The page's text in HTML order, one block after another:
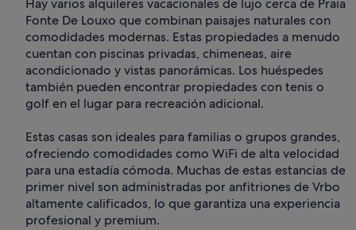
Hay varios alquileres vacacionales de lujo cerca de Praia
Fonte De Louxo que combinan paisajes naturales con
comodidades modernas. Estas propiedades a menudo
cuentan con piscinas privadas, chimeneas, aire
acondicionado y vistas panorámicas. Los huéspedes
también pueden encontrar propiedades con tenis o
golf en el lugar para recreación adicional.
Estas casas son ideales para familias o grupos grandes,
ofreciendo comodidades como WiFi de alta velocidad
para una estadía cómoda. Muchas de estas estancias de
primer nivel son administradas por anfitriones de Vrbo
altamente calificados, lo que garantiza una experiencia
profesional y premium.